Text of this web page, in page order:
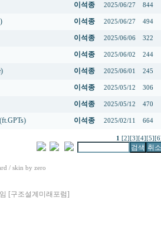
이석종 2025/06/27 844
이석종 2025/06/27 494
이석종 2025/06/06 322
이석종 2025/06/02 244
이석종 2025/06/01 245
이석종 2025/05/12 306
이석종 2025/05/12 470
이석종 2025/02/11 664
1 [2] [3] [4] [5] [6]
/ skin by zero
[구조설계미래포럼]